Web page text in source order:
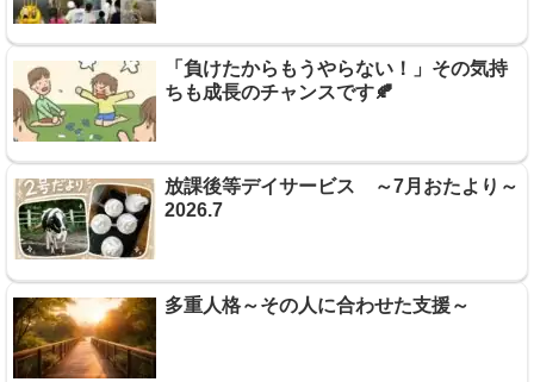
「負けたからもうやらない！」その気持
ちも成長のチャンスです🍂
放課後等デイサービス ～7月おたより～
2026.7
多重人格～その人に合わせた支援～